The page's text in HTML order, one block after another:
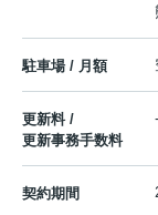
駐車場 / 月額
更新料 /
更新事務手数料
契約期間